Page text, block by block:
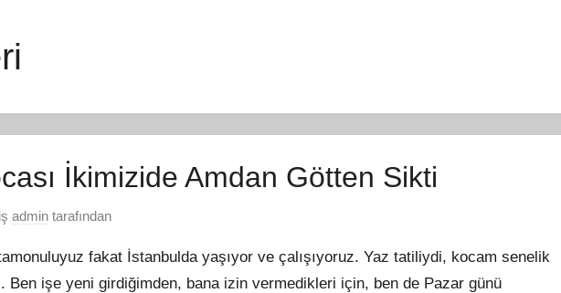
İkimizide Amdan Götten Sikti
admin tarafından
fakat İstanbulda yaşıyor ve çalışıyoruz. Yaz tatiliydi, kocam senelik
Ben işe yeni girdiğimden, bana izin vermedikleri için, ben de Pazar günü